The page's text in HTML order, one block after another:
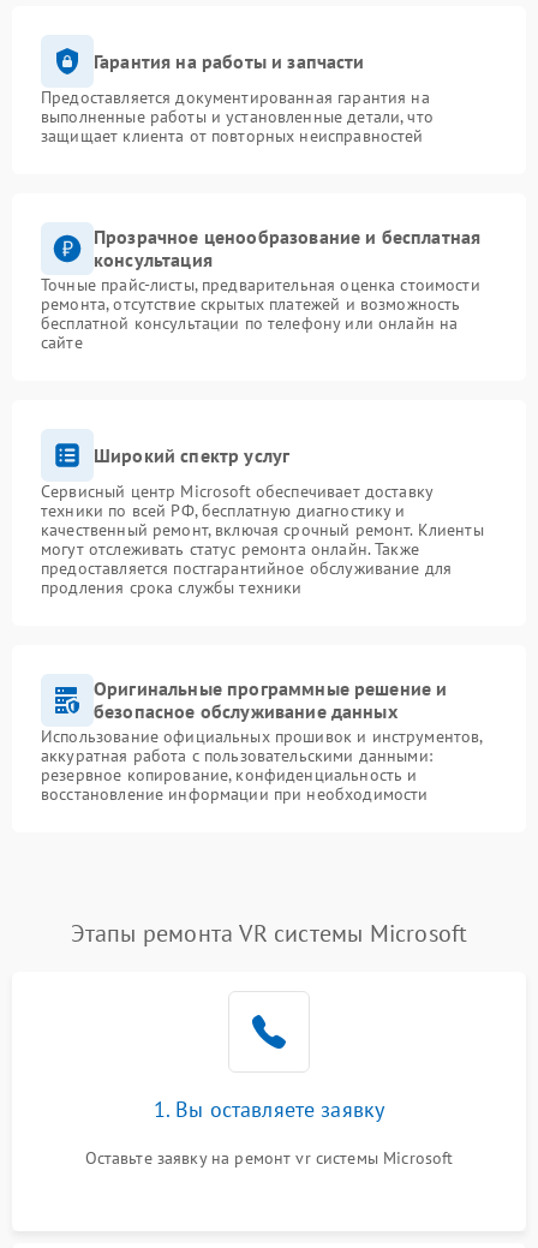
Гарантия на работы и запчасти
Предоставляется документированная гарантия на
выполненные работы и установленные детали, что
защищает клиента от повторных неисправностей
Прозрачное ценообразование и бесплатная
консультация
Точные прайс-листы, предварительная оценка стоимости
ремонта, отсутствие скрытых платежей и возможность
бесплатной консультации по телефону или онлайн на
сайте
Широкий спектр услуг
Сервисный центр Microsoft обеспечивает доставку
техники по всей РФ, бесплатную диагностику и
качественный ремонт, включая срочный ремонт. Клиенты
могут отслеживать статус ремонта онлайн. Также
предоставляется постгарантийное обслуживание для
продления срока службы техники
Оригинальные программные решение и
безопасное обслуживание данных
Использование официальных прошивок и инструментов,
аккуратная работа с пользовательскими данными:
резервное копирование, конфиденциальность и
восстановление информации при необходимости
Этапы ремонта VR системы Microsoft
1. Вы оставляете заявку
Оставьте заявку на ремонт vr системы Microsoft